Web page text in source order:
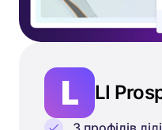
LI